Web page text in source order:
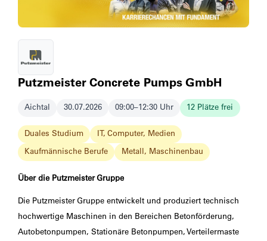
Putzmeister Concrete Pumps GmbH
Aichtal 30.07.2026 09:00–12:30 Uhr 12 Plätze frei
Duales Studium
IT, Computer, Medien
Kaufmännische Berufe
Metall, Maschinenbau
Über die Putzmeister Gruppe
Die Putzmeister Gruppe entwickelt und produziert technisch
hochwertige Maschinen in den Bereichen Betonförderung,
Autobetonpumpen, Stationäre Betonpumpen, Verteilermaste